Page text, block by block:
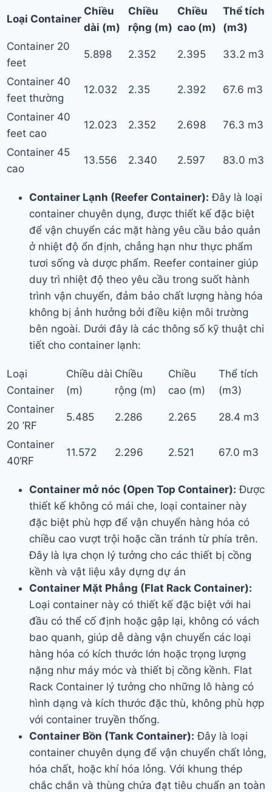
Loại Container
Chiều
dài (m)
Chiều
rộng (m)
Chiều
cao (m)
Thể tích
(m3)
Container 20
feet
5.898 2.352 2.395 33.2 m3
Container 40
feet thường
12.032 2.35 2.392 67.6 m3
Container 40
feet cao
12.023 2.352 2.698 76.3 m3
Container 45
cao
13.556 2.340 2.597 83.0 m3
Container Lạnh (Reefer Container): Đây là loại
container chuyên dụng, được thiết kế đặc biệt
để vận chuyển các mặt hàng yêu cầu bảo quản
ở nhiệt độ ổn định, chẳng hạn như thực phẩm
tươi sống và dược phẩm. Reefer container giúp
duy trì nhiệt độ theo yêu cầu trong suốt hành
trình vận chuyển, đảm bảo chất lượng hàng hóa
không bị ảnh hưởng bởi điều kiện môi trường
bên ngoài. Dưới đây là các thông số kỹ thuật chi
tiết cho container lạnh:
Loại
Container
Chiều dài
(m)
Chiều
rộng (m)
Chiều
cao (m)
Thể tích
(m3)
Container
20 ’RF
5.485 2.286 2.265 28.4 m3
Container
40‘RF
11.572 2.296 2.521 67.0 m3
Container mở nóc (Open Top Container): Được
thiết kế không có mái che, loại container này
đặc biệt phù hợp để vận chuyển hàng hóa có
chiều cao vượt trội hoặc cần tránh từ phía trên.
Đây là lựa chọn lý tưởng cho các thiết bị cồng
kềnh và vật liệu xây dựng dự án
Container Mặt Phẳng (Flat Rack Container):
Loại container này có thiết kế đặc biệt với hai
đầu có thể cố định hoặc gập lại, không có vách
bao quanh, giúp dễ dàng vận chuyển các loại
hàng hóa có kích thước lớn hoặc trọng lượng
nặng như máy móc và thiết bị cồng kềnh. Flat
Rack Container lý tưởng cho những lô hàng có
hình dạng và kích thước đặc thù, không phù hợp
với container truyền thống.
Container Bồn (Tank Container): Đây là loại
container chuyên dụng để vận chuyển chất lỏng,
hóa chất, hoặc khí hóa lỏng. Với khung thép
chắc chắn và thùng chứa đạt tiêu chuẩn an toàn